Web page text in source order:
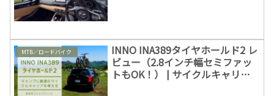
MTB／ロードバイク
INNO INA389タイヤホールド2 レ
ビュー（2.8インチ幅セミファッ
トもOK！） | サイクルキャリア